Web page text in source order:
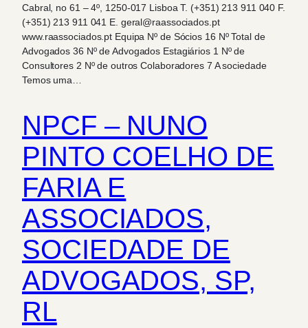
Cabral, no 61 – 4º, 1250-017 Lisboa T. (+351) 213 911 040 F.
(+351) 213 911 041 E. geral@raassociados.pt
www.raassociados.pt Equipa Nº de Sócios 16 Nº Total de
Advogados 36 Nº de Advogados Estagiários 1 Nº de
Consultores 2 Nº de outros Colaboradores 7 A sociedade
Temos uma…
NPCF – NUNO
PINTO COELHO DE
FARIA E
ASSOCIADOS,
SOCIEDADE DE
ADVOGADOS, SP,
RL